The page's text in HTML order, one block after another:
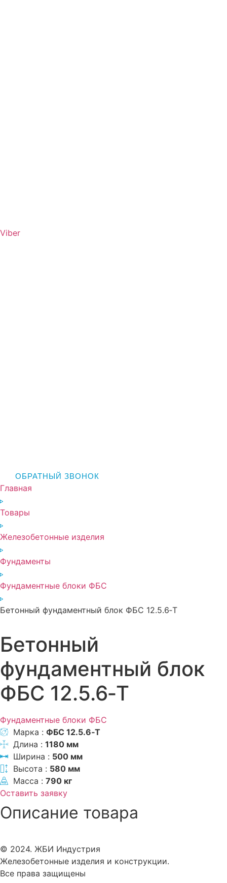
Viber
ОБРАТНЫЙ ЗВОНОК
Главная
Товары
Железобетонные изделия
Фундаменты
Фундаментные блоки ФБС
Бетонный фундаментный блок ФБС 12.5.6‑Т
Бетонный
фундаментный блок
ФБС 12.5.6‑Т
Фундаментные блоки ФБС
Марка : ФБС 12.5.6‑Т
Длина : 1180 мм
Ширина : 500 мм
Высота : 580 мм
Масса : 790 кг
Оставить заявку
Описание товара
© 2024. ЖБИ Индустрия
Железобетонные изделия и конструкции.
Все права защищены